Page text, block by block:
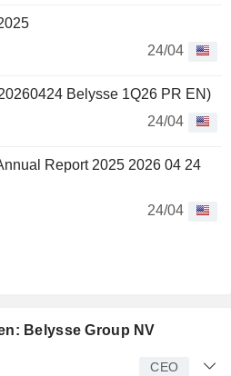
24/04
Belysse 1Q26 PR EN)
24/04
Report 2025 2026 04 24
24/04
Belysse Group NV
CEO